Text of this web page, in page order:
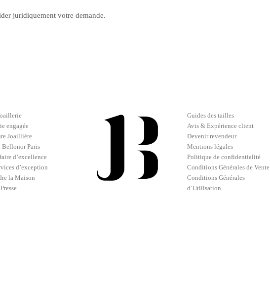
juridiquement votre demande.
engagée
Joaillière
Bellonor Paris
d’excellence
d’exception
la Maison
Guides des tailles
Avis & Expérience client
Devenir revendeur
Mentions légales
Politique de confidentialité
Conditions Générales de Vente
Conditions Générales
d’Utilisation